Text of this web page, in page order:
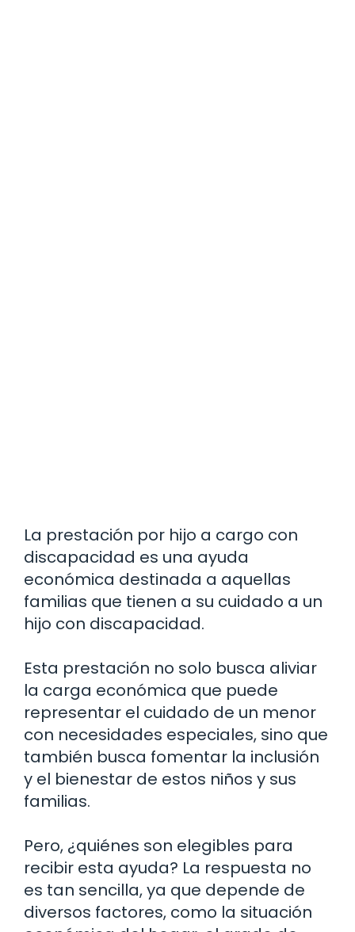
La prestación por hijo a cargo con
discapacidad es una ayuda
económica destinada a aquellas
familias que tienen a su cuidado a un
hijo con discapacidad.
Esta prestación no solo busca aliviar
la carga económica que puede
representar el cuidado de un menor
con necesidades especiales, sino que
también busca fomentar la inclusión
y el bienestar de estos niños y sus
familias.
Pero, ¿quiénes son elegibles para
recibir esta ayuda? La respuesta no
es tan sencilla, ya que depende de
diversos factores, como la situación